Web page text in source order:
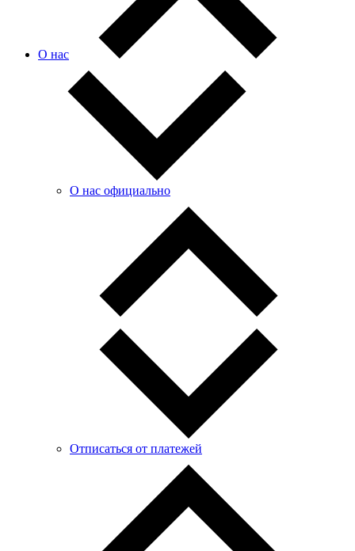
О нас
О нас официально
Отписаться от платежей